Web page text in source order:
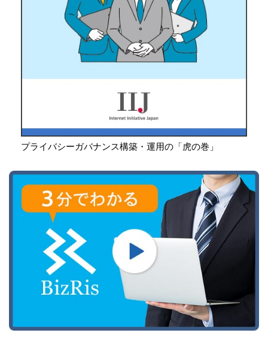
プライバシーガバナンス構築・運用の「虎の巻」